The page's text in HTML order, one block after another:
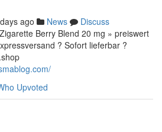
ago News
Discuss
Berry Blend 20 mg » preiswert
? Sofort lieferbar ?
Upvoted